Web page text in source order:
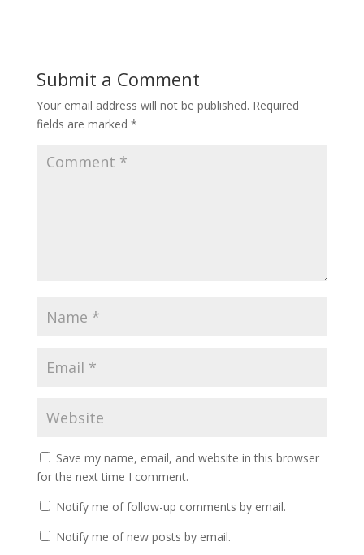
Submit a Comment
Your email address will not be published. Required
fields are marked *
Save my name, email, and website in this browser
for the next time I comment.
Notify me of follow-up comments by email.
Notify me of new posts by email.